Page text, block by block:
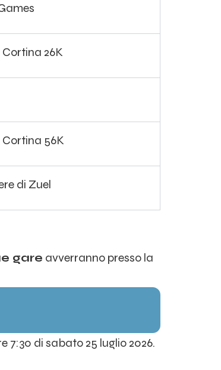
26K
56K
di Zuel
gare avverranno presso la
di sabato 25 luglio 2026.